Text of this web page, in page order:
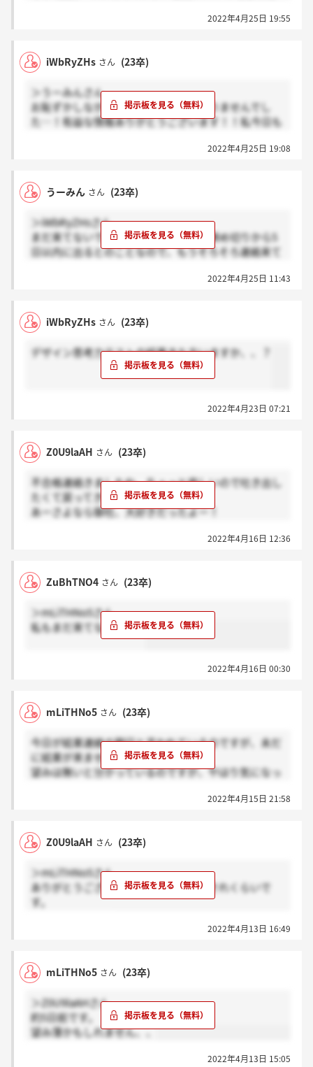
今回は非公開なので詳しくは分からないのですが、別
には結果が開示されていたので、そのくらいが目安か
なあと思います！
2022年4月25日 19:55
iWbRyZHs さん (23卒)
＞うーみんさん
お恥ずかしながらテスト結果のこと知りませんでし
た…！有益な情報ありがとうございます！！私今日も
2022年4月25日 19:08
うーみん さん (23卒)
＞iWbRyZHsさん
まだ来てないです！テスト結果が受験締め切りから5
日以内に出るとのことなので、もうそろそろ連絡来て
2022年4月25日 11:43
iWbRyZHs さん (23卒)
デザイン思考力テストの結果きた方いますか、、？
2022年4月23日 07:21
Z0U9laAH さん (23卒)
不合格連絡きましたね。ちょっと悲しいので吐き出し
たくて戻ってきました。
あーさよなら御社、大好きだったよー！
皆さん前向いて頑張っていきましょう！！！
（theデジタルタトゥーで恐縮です笑）
2022年4月16日 12:36
ZuBhTNO4 さん (23卒)
＞mLiTHNo5さん
私もまだ来てないです。
2022年4月16日 00:30
mLiTHNo5 さん (23卒)
今日が結果連絡の期日と言われているのですが、未だ
に結果が来ません。
望みは無いと分かっているのですが、やはり気になっ
2022年4月15日 21:58
Z0U9laAH さん (23卒)
＞mLiTHNo5さん
ありがとうございます。私もだいたいそれくらいで
す。
2022年4月13日 16:49
mLiTHNo5 さん (23卒)
＞Z0U9laAHさん
約5日前です。
望み薄かもしれません、、
2022年4月13日 15:05